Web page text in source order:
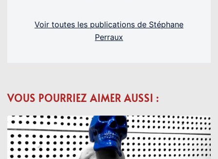
Voir toutes les publications de Stéphane
Perraux
VOUS POURRIEZ AIMER AUSSI :